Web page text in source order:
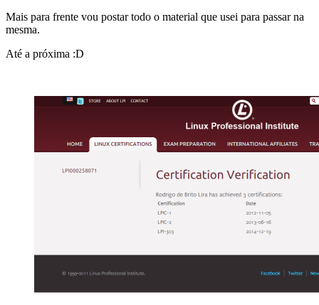
Mais para frente vou postar todo o material que usei para passar na
mesma.
Até a próxima :D